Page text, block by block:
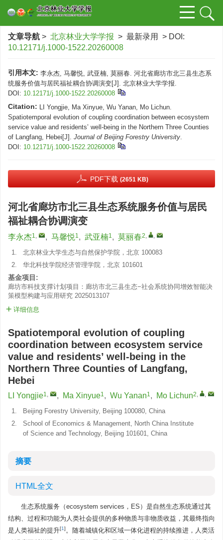
文章导航 > 北京林业大学学报 > 最新录用 > DOI:
10.12171/j.1000-1522.20260008
引用本文: 李永杰, 马馨悦, 武亚楠, 莫丽春. 河北省廊坊市北三县生态系
统服务价值与居民福祉耦合协调演变[J]. 北京林业大学学报.
DOI: 10.12171/j.1000-1522.20260008
Citation: LI Yongjie, Ma Xinyue, Wu Yanan, Mo Lichun.
Spatiotemporal evolution of coupling coordination between ecosystem
service value and residents’ well-being in the Northern Three Counties
of Langfang, Hebei[J]. Journal of Beijing Forestry University.
DOI: 10.12171/j.1000-1522.20260008
PDF下载 (2651 KB)
河北省廊坊市北三县生态系统服务价值与居民
福祉耦合协调演变
李永杰1, , 马馨悦1, 武亚楠1, 莫丽春2, ,
1.
北京林业大学生态与自然保护学院，北京 100083
2.
华北科技学院经济管理学院，北京 101601
基金项目:
廊坊市科技支撑计划项目：廊坊市北三县生态−社会系统协同增效智能决
策模型构建与应用研究 2025013107
详细信息
Spatiotemporal evolution of coupling
coordination between ecosystem service
value and residents’ well-being in the
Northern Three Counties of Langfang,
Hebei
LI Yongjie1, , Ma Xinyue1, Wu Yanan1, Mo Lichun2, ,
1.
Beijing Forestry University, Beijing 100080, China
2.
School of Economics & Management, North China Institute
of Science and Technology, Beijing 101601, China
摘要
HTML全文
生态系统服务（ecosystem services，ES）是自然生态系统通过其
结构、过程和功能为人类社会提供的多种物质与非物质收益，其最终指向
是人类福祉的提升[1]。随着城镇化和区域一体化进程的持续推进，人类活